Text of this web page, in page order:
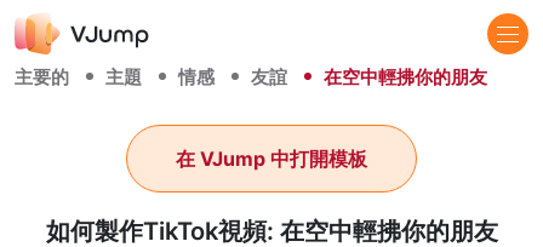
主要的 主題 情感 友誼 在空中輕拂你的朋友
如何製作TikTok視頻: 在空中輕拂你的朋友
在 VJump 中打開模板